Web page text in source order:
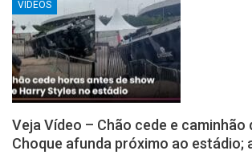
VIDEOS
Veja Vídeo – Chão cede e caminhão
Choque afunda próximo ao estádio;